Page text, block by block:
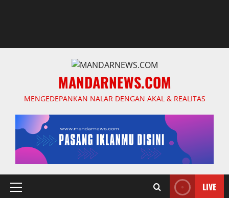
MANDARNEWS.COM
MENGEDEPANKAN NALAR DENGAN AKAL & REALITAS
Primary
LIVE